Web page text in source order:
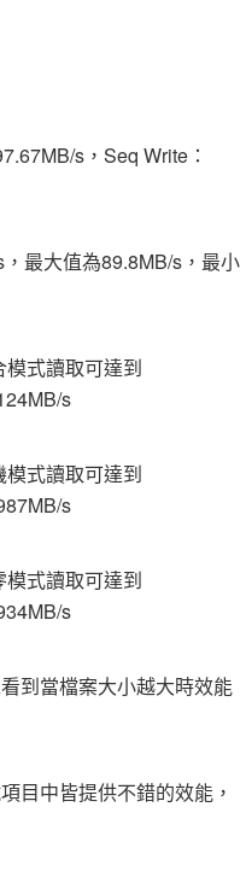
s，Seq Write：
最大值為89.8MB/s，最小
式讀取可達到
s
式讀取可達到
s
式讀取可達到
s
到當檔案大小越大時效能
目中皆提供不錯的效能，